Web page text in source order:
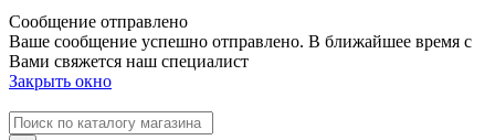
Сообщение отправлено
Ваше сообщение успешно отправлено. В ближайшее время с
Вами свяжется наш специалист
Закрыть окно